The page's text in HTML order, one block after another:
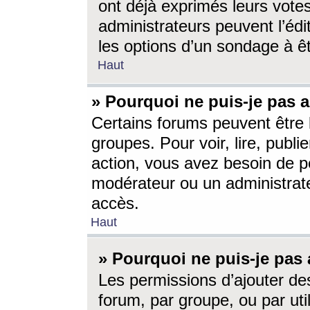
ont déjà exprimés leurs
administrateurs peuvent
les options d’un sondage à
Haut
» Pourquoi ne puis-je pas
Certains forums peuvent être
groupes. Pour voir, lire,
action, vous avez besoin de
modérateur ou un
accès.
Haut
» Pourquoi ne puis-je
Les permissions d’ajouter
forum, par groupe, ou par